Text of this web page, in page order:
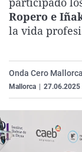
Ropero e
la vida
Onda Cero Mallorca
Mallorca 27.06.2025